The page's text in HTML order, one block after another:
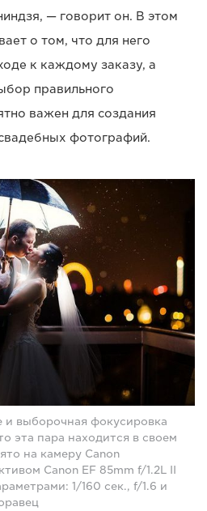
— говорит он. В этом
о том, что для него
к каждому заказу, а
правильного
важен для создания
фотографий.
выборочная фокусировка
эта пара находится в своем
на камеру Canon
Canon EF 85mm f/1.2L II
1/160 сек., f/1.6 и